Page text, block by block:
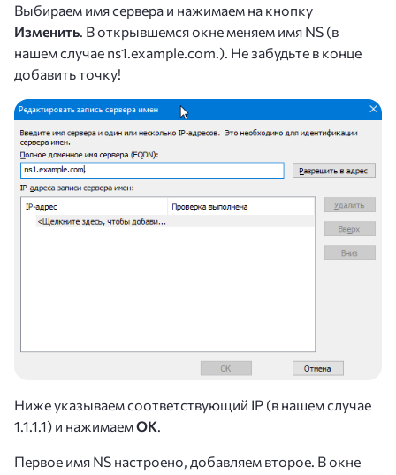
Выбираем имя сервера и нажимаем на кнопку
Изменить. В открывшемся окне меняем имя NS (в
нашем случае ns1.example.com.). Не забудьте в конце
добавить точку!
Ниже указываем соответствующий IP (в нашем случае
1.1.1.1) и нажимаемОК.
Первое имя NS настроено, добавляем второе. В окне